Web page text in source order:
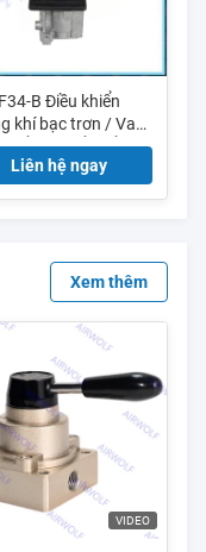
B Điều khiển
khí bạc trơn / Van
chuyển đổi
khí Pto G1 / 8
Liên hệ ngay
Xem thêm
VIDEO